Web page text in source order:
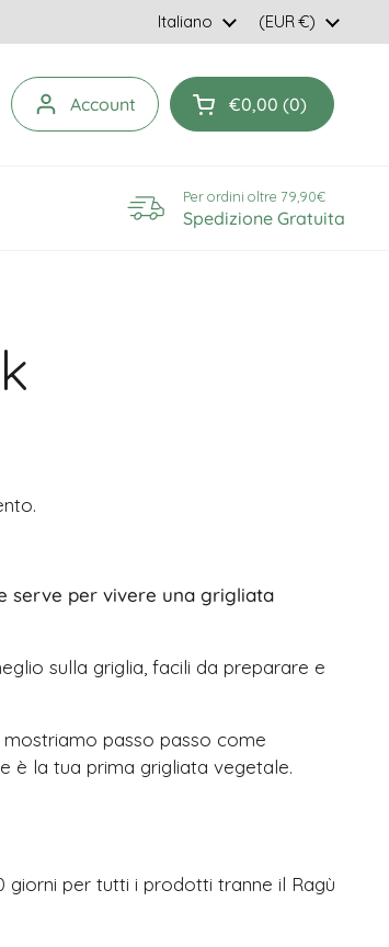
Lingua
Italiano Paese/Area
(EUR €)
Account Apri carrello
€0,00 0
Per ordini oltre 79,90€
Spedizione Gratuita
serve per vivere una grigliata
sulla griglia, facili da preparare e
passo passo come
è la tua prima grigliata vegetale.
giorni per tutti i prodotti tranne il Ragù